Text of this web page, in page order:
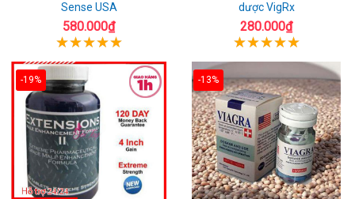
Sense USA
580.000₫
dược VigRx
280.000₫
-19% -13%